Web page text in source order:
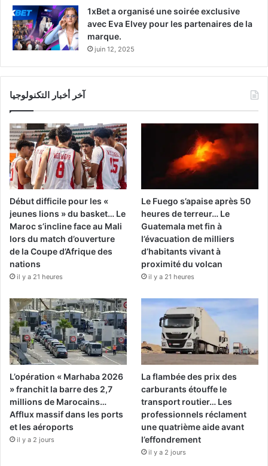
1xBet a organisé une soirée exclusive
avec Eva Elvey pour les partenaires de la
marque.
juin 12, 2025
آخر أخبار التكنولوجيا
Début difficile pour les «
jeunes lions » du basket… Le
Maroc s’incline face au Mali
lors du match d’ouverture
de la Coupe d’Afrique des
nations
il y a 21 heures
Le Fuego s’apaise après 50
heures de terreur… Le
Guatemala met fin à
l’évacuation de milliers
d’habitants vivant à
proximité du volcan
il y a 21 heures
L’opération « Marhaba 2026
» franchit la barre des 2,7
millions de Marocains…
Afflux massif dans les ports
et les aéroports
il y a 2 jours
La flambée des prix des
carburants étouffe le
transport routier… Les
professionnels réclament
une quatrième aide avant
l’effondrement
il y a 2 jours